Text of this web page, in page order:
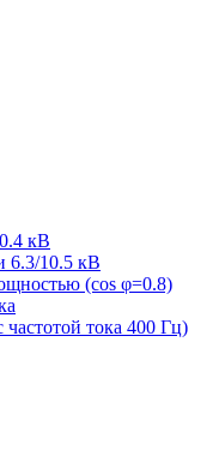
кВ
6.3/10.5 кВ
(cos φ=0.8)
тока 400 Гц)